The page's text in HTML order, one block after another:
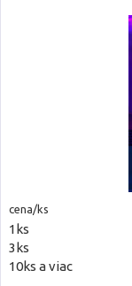
cena/ks
1ks
3ks
10ks a viac